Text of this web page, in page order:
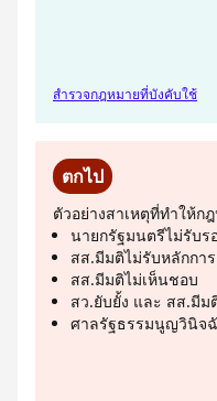
สำรวจกฎหมายที่บังคับใช้
ตกไป
ตัวอย่างสาเหตุที่ทำให้ก
นายกรัฐมนตรีไม่รับร
สส.มีมติไม่รับหลักการ
สส.มีมติไม่เห็นชอบ
สว.ยับยั้ง และ สส.มีม
ศาลรัฐธรรมนูญวินิจ